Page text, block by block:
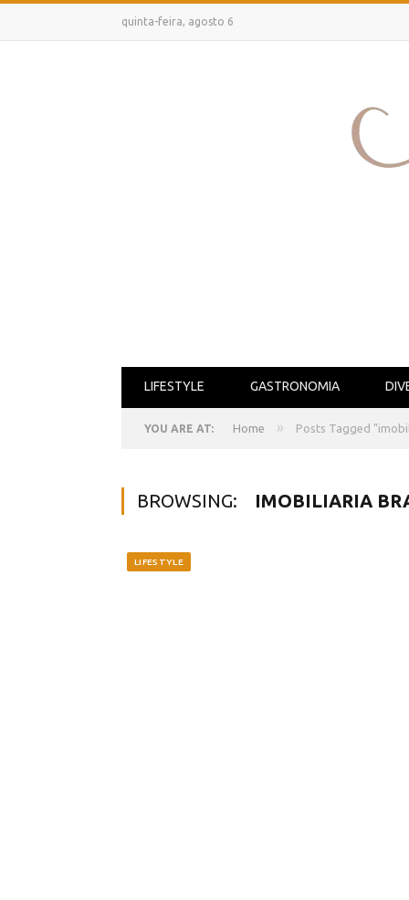
quinta-feira, agosto 6
LIFESTYLE GASTRONOMIA
YOU ARE AT: Home » Posts Tagged
BROWSING: IMOBILIARIA
LIFESTYLE